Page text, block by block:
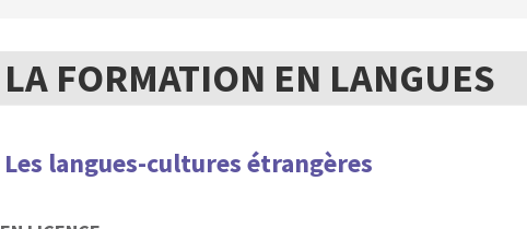
LA FORMATION EN LANGUES
Les langues-cultures étrangères